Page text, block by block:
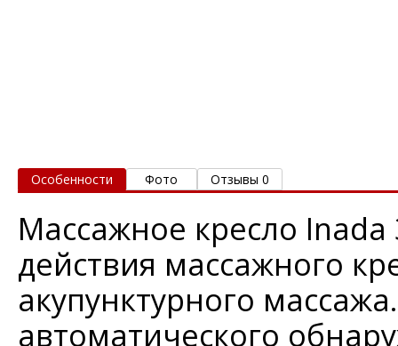
Особенности Фото Отзывы 0
Массажное кресло
действия массажного
акупунктурного
автоматического